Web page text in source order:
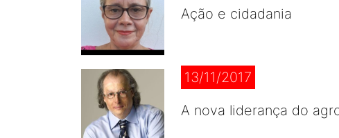
Ação e cidadania
13/11/2017
A nova liderança do